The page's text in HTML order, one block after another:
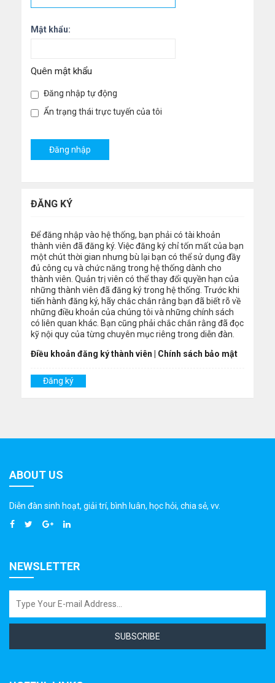
Mật khẩu:
Quên mật khẩu
Đăng nhập tự động
Ẩn trạng thái trực tuyến của tôi
ĐĂNG KÝ
Để đăng nhập vào hệ thống, bạn phải có tài khoản
thành viên đã đăng ký. Việc đăng ký chỉ tốn mất của bạn
một chút thời gian nhưng bù lại bạn có thể sử dụng đầy
đủ công cụ và chức năng trong hệ thống dành cho
thành viên. Quản trị viên có thể thay đổi quyền hạn của
những thành viên đã đăng ký trong hệ thống. Trước khi
tiến hành đăng ký, hãy chắc chắn rằng bạn đã biết rõ về
những điều khoản của chúng tôi và những chính sách
có liên quan khác. Bạn cũng phải chắc chắn rằng đã đọc
kỹ nội quy của từng chuyên mục riêng trong diễn đàn.
Điều khoản đăng ký thành viên
Chính sách bảo mật
Đăng ký
ABOUT US
Diễn đàn sinh hoạt, giải trí, bình luân, học hỏi, chia sẻ, vv.
NEWSLETTER
SUBSCRIBE